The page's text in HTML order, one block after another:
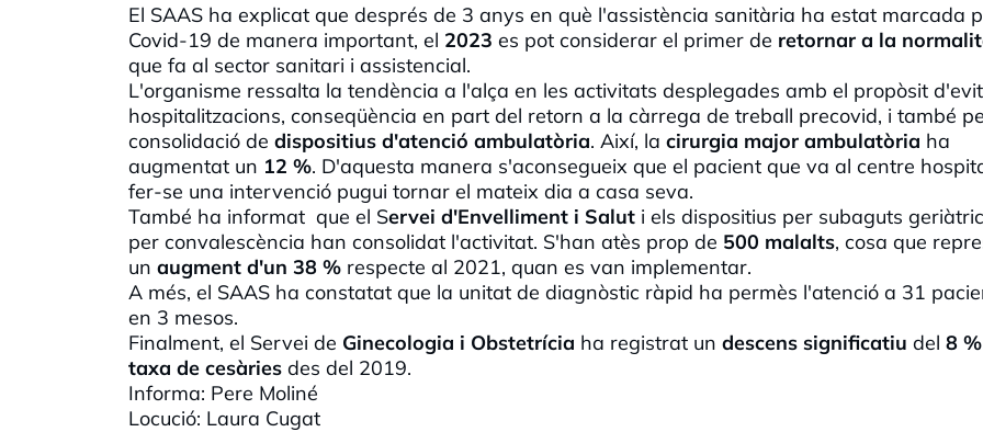
El SAAS ha explicat que després de 3 anys en què l'assistència sanitària ha estat marcada
Covid-19 de manera important, el 2023 es pot considerar el primer de retornar a la
que fa al sector sanitari i assistencial.
L'organisme ressalta la tendència a l'alça en les activitats desplegades amb el propòsit
hospitalitzacions, conseqüència en part del retorn a la càrrega de treball precovid, i també
consolidació de dispositius d'atenció ambulatòria. Així, la cirurgia major ambulatòria ha
augmentat un 12 %. D'aquesta manera s'aconsegueix que el pacient que va al centre
fer-se una intervenció pugui tornar el mateix dia a casa seva.
També ha informat que el Servei d'Envelliment i Salut i els dispositius per subaguts
per convalescència han consolidat l'activitat. S'han atès prop de 500 malalts, cosa que
un augment d'un 38 % respecte al 2021, quan es van implementar.
A més, el SAAS ha constatat que la unitat de diagnòstic ràpid ha permès l'atenció a 31
en 3 mesos.
Finalment, el Servei de Ginecologia i Obstetrícia ha registrat un descens significatiu del 8 %
taxa de cesàries des del 2019.
Informa: Pere Moliné
Locució: Laura Cugat